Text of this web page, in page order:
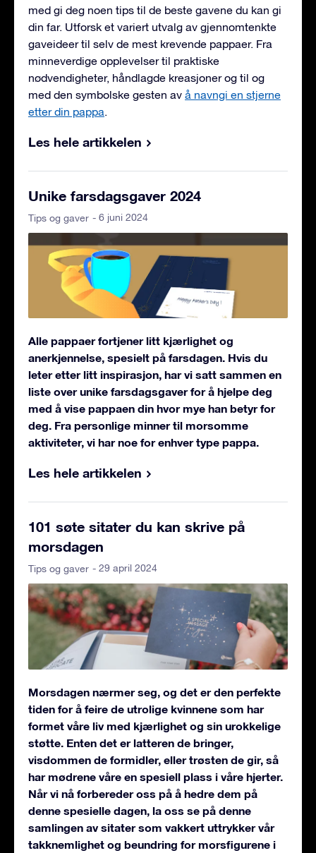
med gi deg noen tips til de beste gavene du kan gi
din far. Utforsk et variert utvalg av gjennomtenkte
gaveideer til selv de mest krevende pappaer. Fra
minneverdige opplevelser til praktiske
nødvendigheter, håndlagde kreasjoner og til og
med den symbolske gesten av å navngi en stjerne
etter din pappa.
Les hele artikkelen
Unike farsdagsgaver 2024
Tips og gaver - 6 juni 2024
Alle pappaer fortjener litt kjærlighet og
anerkjennelse, spesielt på farsdagen. Hvis du
leter etter litt inspirasjon, har vi satt sammen en
liste over unike farsdagsgaver for å hjelpe deg
med å vise pappaen din hvor mye han betyr for
deg. Fra personlige minner til morsomme
aktiviteter, vi har noe for enhver type pappa.
Les hele artikkelen
101 søte sitater du kan skrive på
morsdagen
Tips og gaver - 29 april 2024
Morsdagen nærmer seg, og det er den perfekte
tiden for å feire de utrolige kvinnene som har
formet våre liv med kjærlighet og sin urokkelige
støtte. Enten det er latteren de bringer,
visdommen de formidler, eller trøsten de gir, så
har mødrene våre en spesiell plass i våre hjerter.
Når vi nå forbereder oss på å hedre dem på
denne spesielle dagen, la oss se på denne
samlingen av sitater som vakkert uttrykker vår
takknemlighet og beundring for morsfigurene i